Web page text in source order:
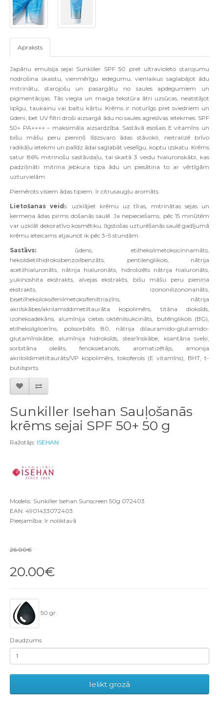
Apraksts
Japāņu emulsija sejai Sunkiller SPF 50 pret ultravioleto starojumu
nodrošina skaistu, vienmērīgu iedegumu, vienlaikus saglabājot ādu
mitrinātu, starojošu un pasargātu no saules apdegumiem un
pigmentācijas. Tās viegla un maiga tekstūra ātri uzsūcas, neatstājot
lipīgu, taukainu vai baltu kārtu. Krēms ir noturīgs pret sviedriem un
ūdeni, bet UV filtri droši aizsargā ādu no saules agresīvas ietekmes: SPF
50+ PA++++ – maksimāla aizsardzība. Sastāvā esošais E vitamīns un
bišu māšu peru pieniņš līdzsvaro ādas stāvokli, neitralizē brīvo
radikāļu ietekmi un palīdz ādai saglabāt veselīgu, koptu izskatu. Krēms
satur 86% mitrinošu sastāvdaļu, tai skaitā 3 veidu hialuronskābi, kas
padziļināti mitrina jebkura tipa ādu un piesātina to ar vērtīgām
uzturvielām.
Piemērots visiem ādas tipiem. Ir citrusaugļu aromāts.
Lietošanas veid s: uzklājiet krēmu uz tīras, mitrinātas sejas un
ķermeņa ādas pirms došanās saulē. Ja nepieciešams, pēc 15 minūtēm
var uzklāt dekoratīvo kosmētiku. Ilgstošas uzturēšanās saulē gadījumā
krēmu ieteicams atjaunot ik pēc 3–5 stundām.
Sastāvs: ūdens, etilheksilmetoksicinnamāts,
heksildietilhidroksibenzoilbenzāts, pentilenglikols, nātrija
acetilhialuronāts, nātrija hialuronāts, hidrolizēts nātrija hialuronāts,
yukinoshita ekstrakts, alvejas ekstrakts, bišu māšu peru pieniņa
ekstrakts, izononilizononanāts,
bisetilheksiloksifenilmetoksifeniltriazīns, nātrija
akrilskābes/akrilamiddimetiltaurāta kopolimērs, titāna dioksīds,
izoheksadekāns, alumīnija cietes oktēnilsukcināts, butēnglikols (BG),
etilheksilglicerīns, polisorbāts 80, nātrija dilauramido-glutamido-
glutamīnskābe, alumīnija hidroksīds, stearīnskābe, ksantāna sveķi,
sorbitāna oleāts, fenoksietanols, aromatizētājs, amonija
akriloildimetiltaurāts/VP kopolimērs, tokoferols (E vitamīns), BHT, t-
butilspirts.
Sunkiller Isehan Sauļošanās
krēms sejai SPF 50+ 50 g
Ražotājs: ISEHAN
Modelis: Sunkiller Isehan Sunscreen 50g 072403
EAN: 4901433072403
Pieejamība: Ir noliktavā
26.00€
20.00€
50 gr.
Daudzums
Ielikt grozā